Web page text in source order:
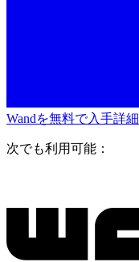
Wandを無料で入手詳細
次でも利用可能：